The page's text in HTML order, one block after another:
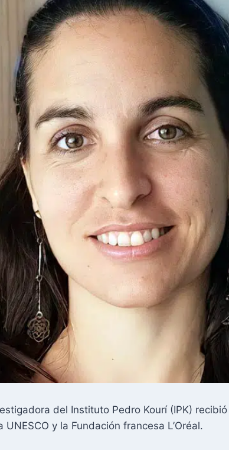
del Instituto Pedro Kourí (IPK)
UNESCO y la Fundación francesa L’Oréal.